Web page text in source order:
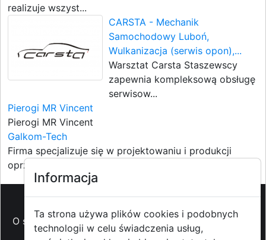
realizuje wszyst...
CARSTA - Mechanik
Samochodowy Luboń,
Wulkanizacja (serwis opon),...
Warsztat Carsta Staszewscy
zapewnia kompleksową obsługę
serwisow...
Pierogi MR Vincent
Pierogi MR Vincent
Galkom-Tech
Firma specjalizuje się w projektowaniu i produkcji
oprzyrządowan...
O strzyzowiak.pl-Reklama-Pomoc (FAQ)-Patronat
medialny - Prawa autorskie- Redakcja i
Informacja
Ta strona używa plików cookies i podobnych
technologii w celu świadczenia usług,